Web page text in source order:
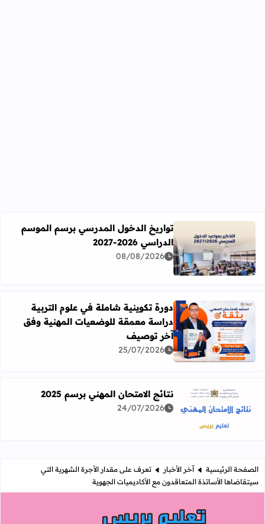
اقرأ المزيد عن تواريخ الدخول المدرسي برسم الموسم الدراسي 2026-
تواريخ الدخول المدرسي برسم الموسم
الدراسي 2026-2027
08/08/2026
اقرأ المزيد عن دورة تكوينية شاملة في علوم التربية
دورة تكوينية شاملة في علوم التربية
دراسة معمقة للوضعيات المهنية وفق
آخر توصيف
25/07/2026
اقرأ المزيد عن نتائج الامتحان المهني برسم 2025
نتائج الامتحان المهني برسم 2025
24/07/2026
الصفحة الرئيسية آخر الأخبار
تعرف على مقدار الأجرة الشهرية التي
سيتقاضاها الأساتذة المتعاقدون مع الأكاديميات الجهوية